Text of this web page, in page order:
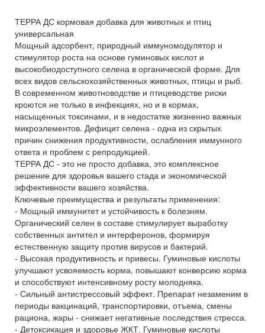
ТЕРРА ДС кормовая добавка для животных и птиц
универсальная
Мощный адсорбент, природный иммуномодулятор и
стимулятор роста на основе гуминовых кислот и
высокобиодоступного селена в органической форме. Для
всех видов сельскохозяйственных животных, птицы и рыб.
В современном животноводстве и птицеводстве риски
кроются не только в инфекциях, но и в кормах,
насыщенных токсинами, и в недостатке жизненно важных
микроэлементов. Дефицит селена - одна из скрытых
причин снижения продуктивности, ослабления иммунного
ответа и проблем с репродукцией.
ТЕРРА ДС - это не просто добавка, это комплексное
решение для здоровья вашего стада и экономической
эффективности вашего хозяйства.
Ключевые преимущества и результаты применения:
- Мощный иммунитет и устойчивость к болезням.
Органический селен в составе стимулирует выработку
собственных антител и интерферонов, формируя
естественную защиту против вирусов и бактерий.
- Высокая продуктивность и привесы. Гуминовые кислоты
улучшают усвояемость корма, повышают конверсию корма
и способствуют интенсивному росту молодняка.
- Сильный антистрессовый эффект. Препарат незаменим в
периоды вакцинаций, транспортировки, отъема, смены
рациона, жары - снижает негативные последствия стресса.
- Детоксикация и здоровье ЖКТ. Гуминовые кислоты